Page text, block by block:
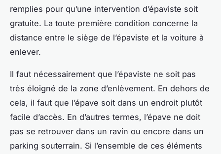
remplies pour qu’une intervention d’épaviste soit
gratuite. La toute première condition concerne la
distance entre le siège de l’épaviste et la voiture à
enlever.
Il faut nécessairement que l’épaviste ne soit pas
très éloigné de la zone d’enlèvement. En dehors de
cela, il faut que l’épave soit dans un endroit plutôt
facile d’accès. En d’autres termes, l’épave ne doit
pas se retrouver dans un ravin ou encore dans un
parking souterrain. Si l’ensemble de ces éléments